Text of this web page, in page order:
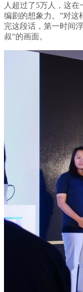
人超过了5万人，这
编剧的想象力。”对这
完这段话，第一时间
叔”的画面。